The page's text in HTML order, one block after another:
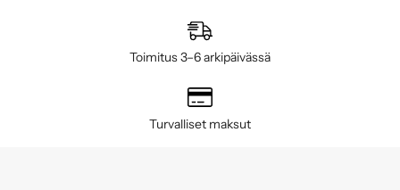
Toimitus 3–6 arkipäivässä
Turvalliset maksut